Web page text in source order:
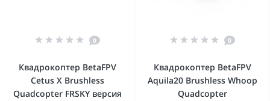
0
Квадрокоптер BetaFPV
Cetus X Brushless
Quadcopter FRSKY версия
0
Квадрокоптер BetaFPV
Aquila20 Brushless Whoop
Quadcopter